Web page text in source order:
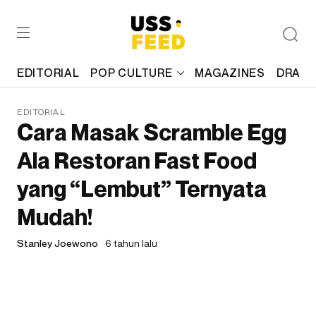
EDITORIAL POP CULTURE MAGAZINES
EDITORIAL
Cara Masak Scramble Egg
Ala Restoran Fast Food
yang “Lembut” Ternyata
Mudah!
Stanley Joewono 6 tahun lalu